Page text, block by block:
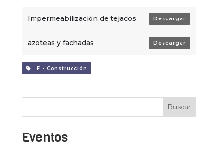
Impermeabilización de tejados Descargar
azoteas y fachadas Descargar
F - Construcción
Buscar
Eventos